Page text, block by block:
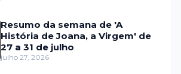
Resumo da semana de 'A
História de Joana, a Virgem' de
27 a 31 de julho
julho 27, 2026